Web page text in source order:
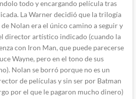
todo y encargando película tras
La Warner decidió que la trilogía
Nolan era el único camino a seguir y
director artístico indicado (cuando la
con Iron Man, que puede parecerse
Wayne, pero en el tono de sus
Nolan se borró porque no es un
de películas y sin ser por Batman
por el que le pagaron mucho dinero)